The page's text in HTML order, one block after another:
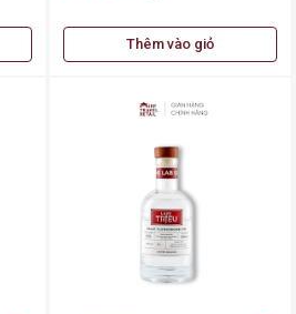
Thêm vào giỏ